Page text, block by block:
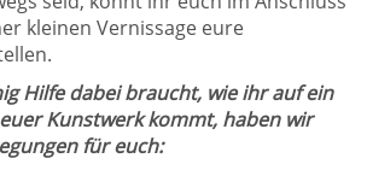
kleinen Vernissage eure
Hilfe dabei braucht, wie ihr auf ein
Kunstwerk kommt, haben wir
für euch: